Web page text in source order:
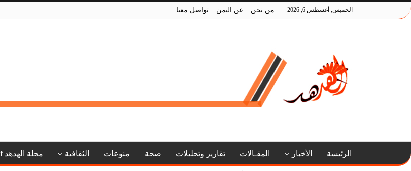
الخميس, أغسطس 6, 2026 من نحن عن اليمن تواصل معنا
الرئيسة الأخبار المقـالات تقارير وتحليلات صحة منوعات الثقافية مجلة الهدهد Pdf